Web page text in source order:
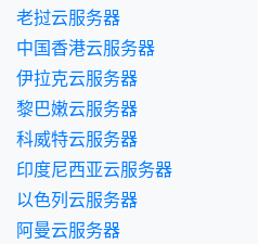
老挝云服务器
中国香港云服务器
伊拉克云服务器
黎巴嫩云服务器
科威特云服务器
印度尼西亚云服务器
以色列云服务器
阿曼云服务器